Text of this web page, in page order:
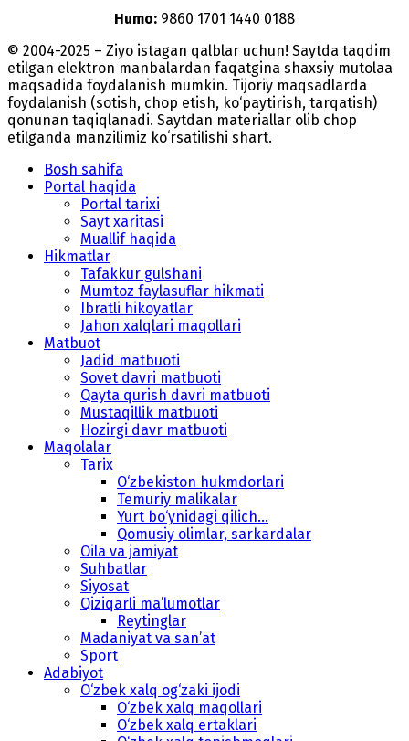
Humo: 9860 1701 1440 0188
© 2004-2025 – Ziyo istagan qalblar uchun! Saytda taqdim
etilgan elektron manbalardan faqatgina shaxsiy mutolaa
maqsadida foydalanish mumkin. Tijoriy maqsadlarda
foydalanish (sotish, chop etish, ko‘paytirish, tarqatish)
qonunan taqiqlanadi. Saytdan materiallar olib chop
etilganda manzilimiz koʻrsatilishi shart.
Bosh sahifa
Portal haqida
Portal tarixi
Sayt xaritasi
Muallif haqida
Hikmatlar
Tafakkur gulshani
Mumtoz faylasuflar hikmati
Ibratli hikoyatlar
Jahon xalqlari maqollari
Matbuot
Jadid matbuoti
Sovet davri matbuoti
Qayta qurish davri matbuoti
Mustaqillik matbuoti
Hozirgi davr matbuoti
Maqolalar
Tarix
O‘zbekiston hukmdorlari
Temuriy malikalar
Yurt bo‘ynidagi qilich...
Qomusiy olimlar, sarkardalar
Oila va jamiyat
Suhbatlar
Siyosat
Qiziqarli ma’lumotlar
Reytinglar
Madaniyat va san’at
Sport
Adabiyot
O‘zbek xalq og‘zaki ijodi
O‘zbek xalq maqollari
O‘zbek xalq ertaklari